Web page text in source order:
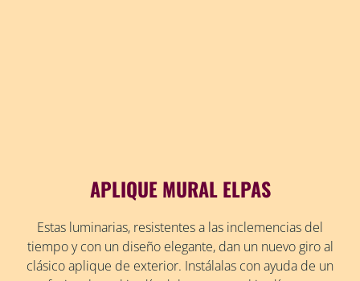
APLIQUE MURAL ELPAS
Estas luminarias, resistentes a las inclemencias del
tiempo y con un diseño elegante, dan un nuevo giro al
clásico aplique de exterior. Instálalas con ayuda de un